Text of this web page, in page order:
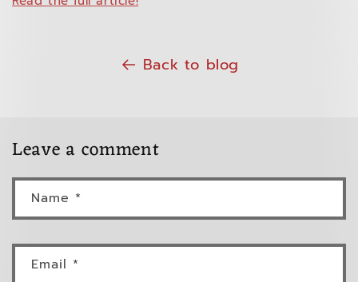
Back to blog
Leave a comment
Name *
Email *